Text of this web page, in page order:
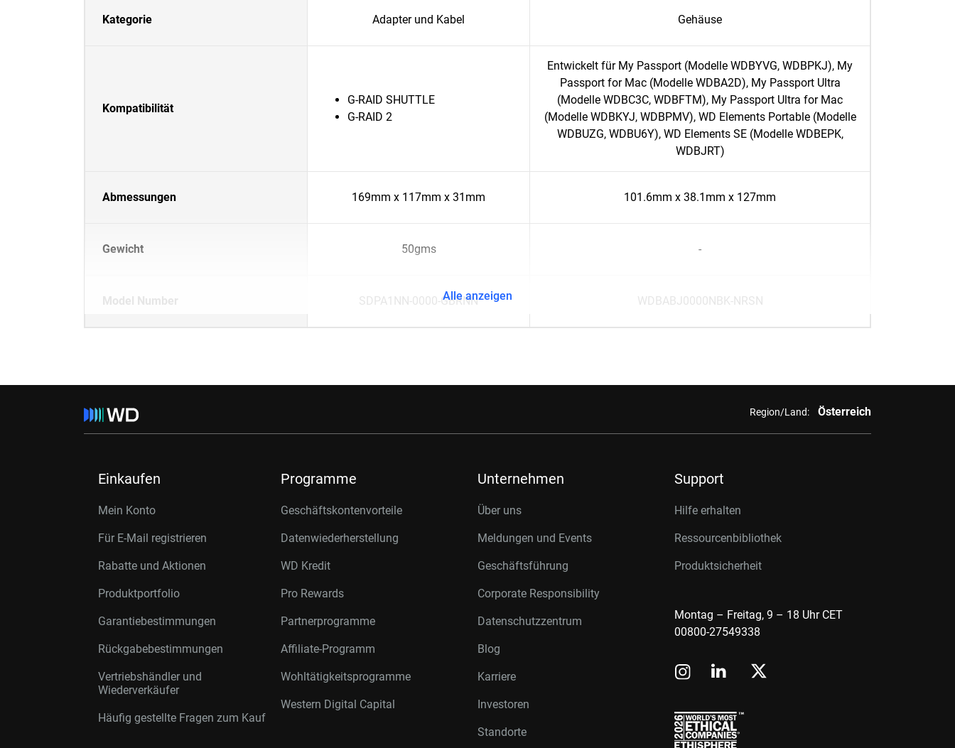
Kategorie Adapter und Kabel Gehäuse
Kompatibilität
G-RAID SHUTTLE
G-RAID 2
Entwickelt für My Passport (Modelle WDBYVG, WDBPKJ), My
Passport for Mac (Modelle WDBA2D), My Passport Ultra
(Modelle WDBC3C, WDBFTM), My Passport Ultra for Mac
(Modelle WDBKYJ, WDBPMV), WD Elements Portable (Modelle
WDBUZG, WDBU6Y), WD Elements SE (Modelle WDBEPK,
WDBJRT)
Abmessungen 169mm x 117mm x 31mm 101.6mm x 38.1mm x 127mm
Gewicht 50gms -
Model Number SDPA1NN-0000-GBRNN WDBABJ0000NBK-NRSN
Alle anzeigen
Region/Land: Österreich
Einkaufen
Mein Konto
Für E-Mail registrieren
Rabatte und Aktionen
Produktportfolio
Garantiebestimmungen
Rückgabebestimmungen
Vertriebshändler und
Wiederverkäufer
Häufig gestellte Fragen zum Kauf
Programme
Geschäftskontenvorteile
Datenwiederherstellung
WD Kredit
Pro Rewards
Partnerprogramme
Affiliate-Programm
Wohltätigkeitsprogramme
Western Digital Capital
Unternehmen
Über uns
Meldungen und Events
Geschäftsführung
Corporate Responsibility
Datenschutzzentrum
Blog
Karriere
Investoren
Standorte
Support
Hilfe erhalten
Ressourcenbibliothek
Produktsicherheit
Montag – Freitag, 9 – 18 Uhr CET
00800-27549338